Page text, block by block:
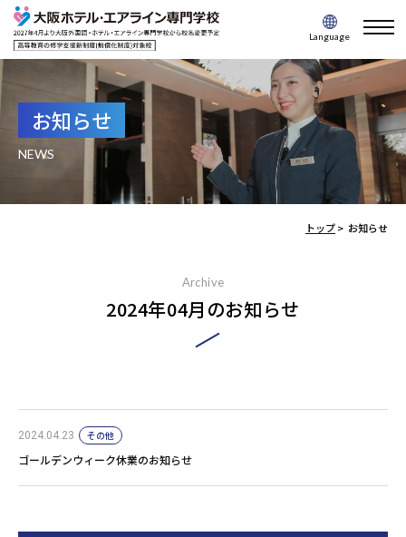
Language
お知らせ
NEWS
トップ> お知らせ
Archive
2024年04月のお知らせ
2024.04.23 その他
ゴールデンウィーク休業のお知らせ